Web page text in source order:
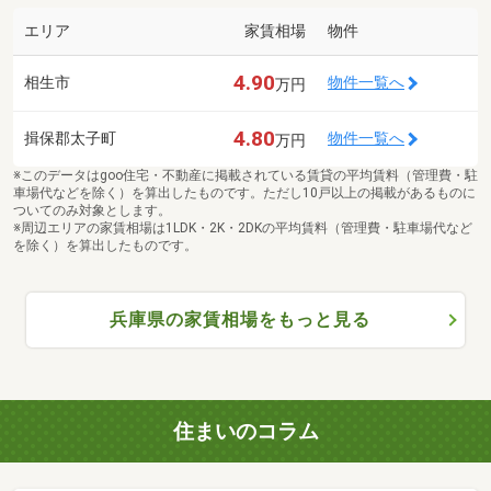
エリア 家賃相場 物件
相生市 4.90万円 物件一覧へ
揖保郡太子町 4.80万円 物件一覧へ
※このデータはgoo住宅・不動産に掲載されている賃貸の平均賃料（管理費・駐
車場代などを除く）を算出したものです。ただし10戸以上の掲載があるものに
ついてのみ対象とします。
※周辺エリアの家賃相場は1LDK・2K・2DKの平均賃料（管理費・駐車場代など
を除く）を算出したものです。
兵庫県の家賃相場をもっと見る
住まいのコラム